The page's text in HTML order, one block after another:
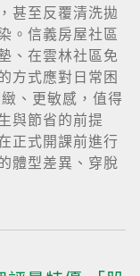
甚至反覆清洗拋
。信義房屋社區
、在雲林社區免
方式應對日常困
、更敏感，值得
與節省的前提
正式開課前進行
體型差異、穿脫